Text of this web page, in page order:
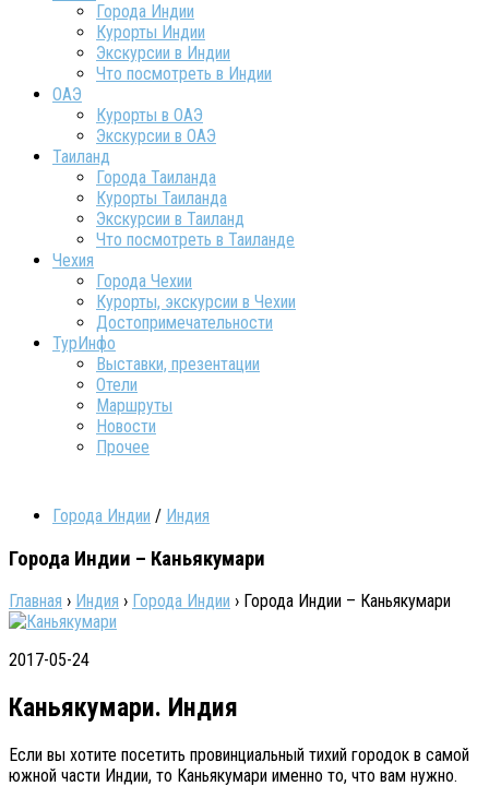
Города Индии
Курорты Индии
Экскурсии в Индии
Что посмотреть в Индии
ОАЭ
Курорты в ОАЭ
Экскурсии в ОАЭ
Таиланд
Города Таиланда
Курорты Таиланда
Экскурсии в Таиланд
Что посмотреть в Таиланде
Чехия
Города Чехии
Курорты, экскурсии в Чехии
Достопримечательности
ТурИнфо
Выставки, презентации
Отели
Маршруты
Новости
Прочее
Города Индии / Индия
Города Индии – Каньякумари
Главная › Индия › Города Индии › Города Индии – Каньякумари
2017-05-24
Каньякумари. Индия
Если вы хотите посетить провинциальный тихий городок в самой
южной части Индии, то Каньякумари именно то, что вам нужно.